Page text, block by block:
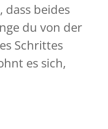
dass beides
du von der
Schrittes
es sich,